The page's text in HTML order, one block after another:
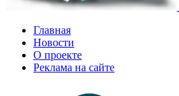
Главная
Новости
О проекте
Реклама на сайте